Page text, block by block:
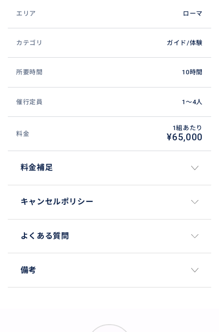
エリア ローマ
カテゴリ ガイド/体験
所要時間 10時間
催行定員 1〜4人
料金
1組あたり
¥65,000
料金補足
キャンセルポリシー
よくある質問
備考